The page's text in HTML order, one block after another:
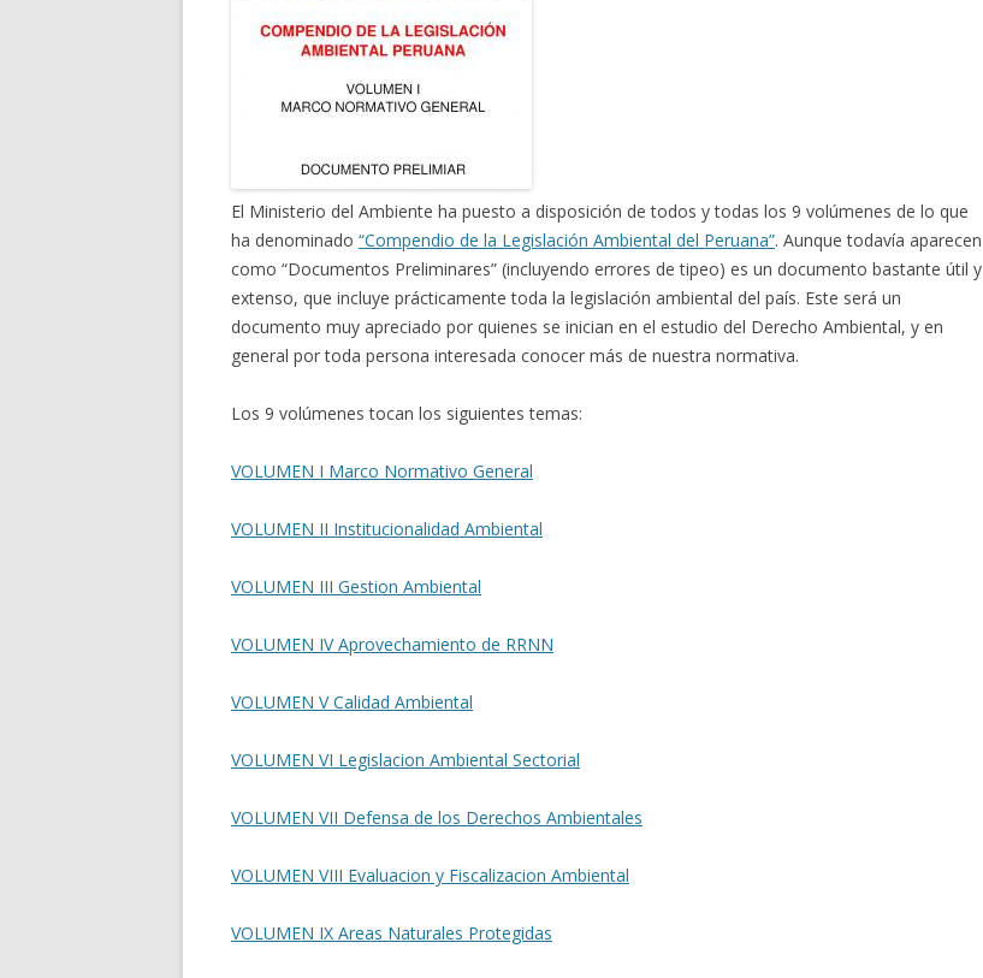
El Ministerio del Ambiente ha puesto a disposición de todos y todas los 9 volúmenes de lo que
ha denominado “Compendio de la Legislación Ambiental del Peruana”. Aunque todavía aparecen
como “Documentos Preliminares” (incluyendo errores de tipeo) es un documento bastante útil y
extenso, que incluye prácticamente toda la legislación ambiental del país. Este será un
documento muy apreciado por quienes se inician en el estudio del Derecho Ambiental, y en
general por toda persona interesada conocer más de nuestra normativa.
Los 9 volúmenes tocan los siguientes temas:
VOLUMEN I Marco Normativo General
VOLUMEN II Institucionalidad Ambiental
VOLUMEN III Gestion Ambiental
VOLUMEN IV Aprovechamiento de RRNN
VOLUMEN V Calidad Ambiental
VOLUMEN VI Legislacion Ambiental Sectorial
VOLUMEN VII Defensa de los Derechos Ambientales
VOLUMEN VIII Evaluacion y Fiscalizacion Ambiental
VOLUMEN IX Areas Naturales Protegidas